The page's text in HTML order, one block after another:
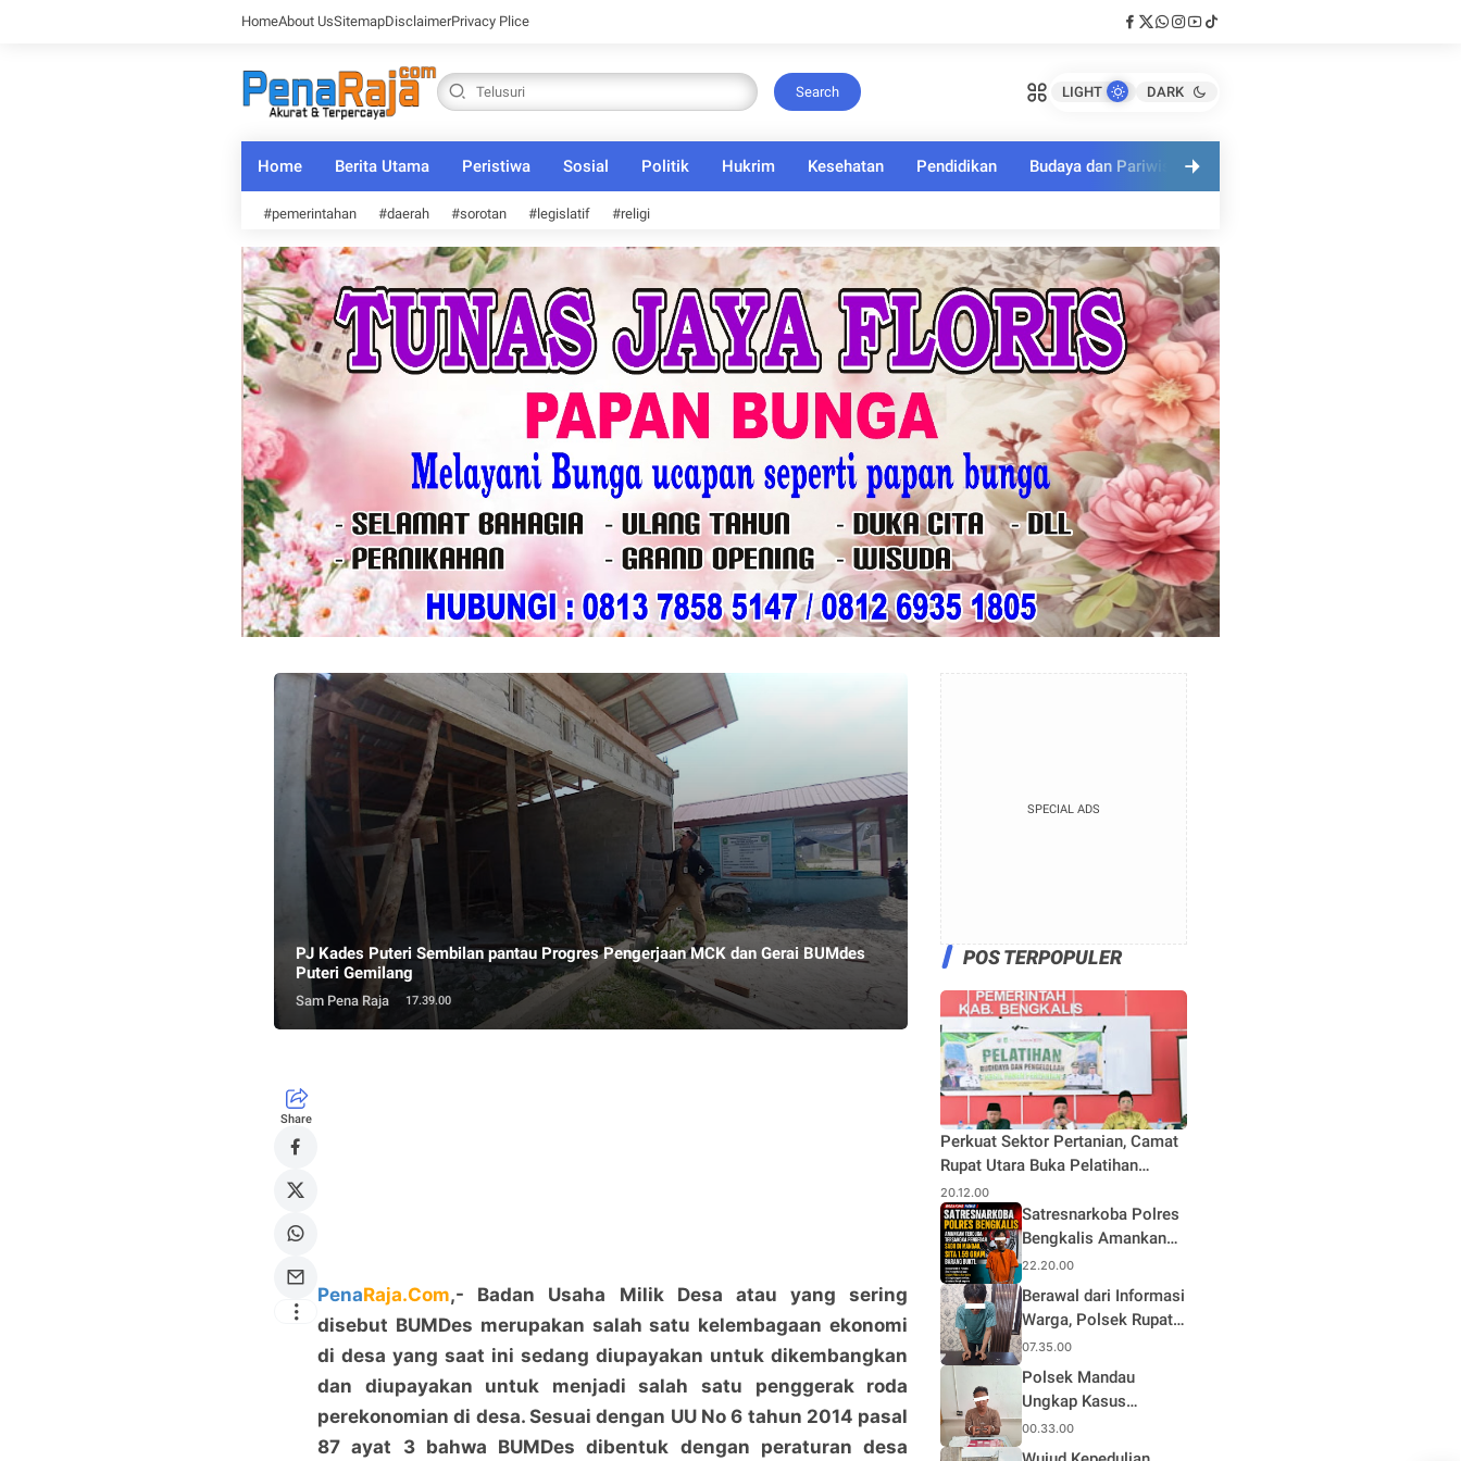
HomeAbout UsSitemapDisclaimerPrivacy Plice
Search LIGHT DARK
Home Berita Utama Peristiwa Sosial Politik Hukrim Kesehatan Pendidikan Budaya dan Pariwisata
#pemerintahan #daerah #sorotan #legislatif #religi
PJ Kades Puteri Sembilan pantau Progres Pengerjaan MCK dan Gerai BUMdes
Puteri Gemilang
Sam Pena Raja 17.39.00
Share
PenaRaja.Com,- Badan Usaha Milik Desa atau yang sering
disebut BUMDes merupakan salah satu kelembagaan ekonomi
di desa yang saat ini sedang diupayakan untuk dikembangkan
dan diupayakan untuk menjadi salah satu penggerak roda
perekonomian di desa. Sesuai dengan UU No 6 tahun 2014 pasal
87 ayat 3 bahwa BUMDes dibentuk dengan peraturan desa
SPECIAL ADS
POS TERPOPULER
Perkuat Sektor Pertanian, Camat
Rupat Utara Buka Pelatihan
Budidaya dan Pengelolaan Hasil
Panen Pertanian di Desa Teluk
Rhu
20.12.00
Satresnarkoba Polres
Bengkalis Amankan
Terduga Pengedar
Sabu di Mandau, Sita
1,59 Gram Barang
Bukti
22.20.00
Berawal dari Informasi
Warga, Polsek Rupat
Ungkap Kasus Sabu
dan Amankan Seorang
Pria
07.35.00
Polsek Mandau
Ungkap Kasus
Narkotika, Seorang
Pria Diamankan
00.33.00